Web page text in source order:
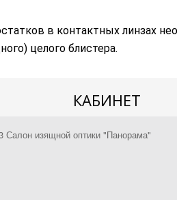
в контактных линзах
целого блистера.
КАБИНЕТ
Войти
Салон изящной оптики "Панорама"